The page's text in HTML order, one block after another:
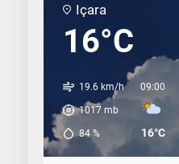
Içara
16°C
19.6 km/h
1017mb
84%
09:00
16°C